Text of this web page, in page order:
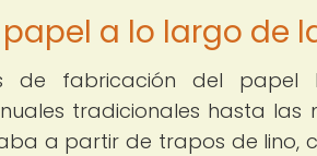
a lo largo de
fabricación del papel
tradicionales hasta las
a partir de trapos de lino,